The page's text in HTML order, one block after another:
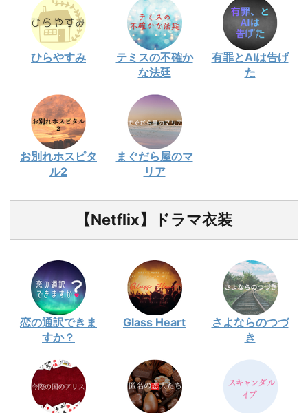
ひらやすみ
テミスの不確か
な法廷
有罪とAIは告げ
た
お別れホスピタ
ル2
まぐだら屋のマ
リア
【Netflix】ドラマ衣装
恋の通訳できま
すか？
Glass Heart
さよならのつづ
き